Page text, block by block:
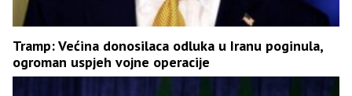
Tramp: Većina donosilaca odluka u Iranu poginula,
ogroman uspjeh vojne operacije